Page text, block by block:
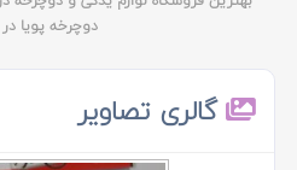
دوچرخه پویا
گالری تصاویر